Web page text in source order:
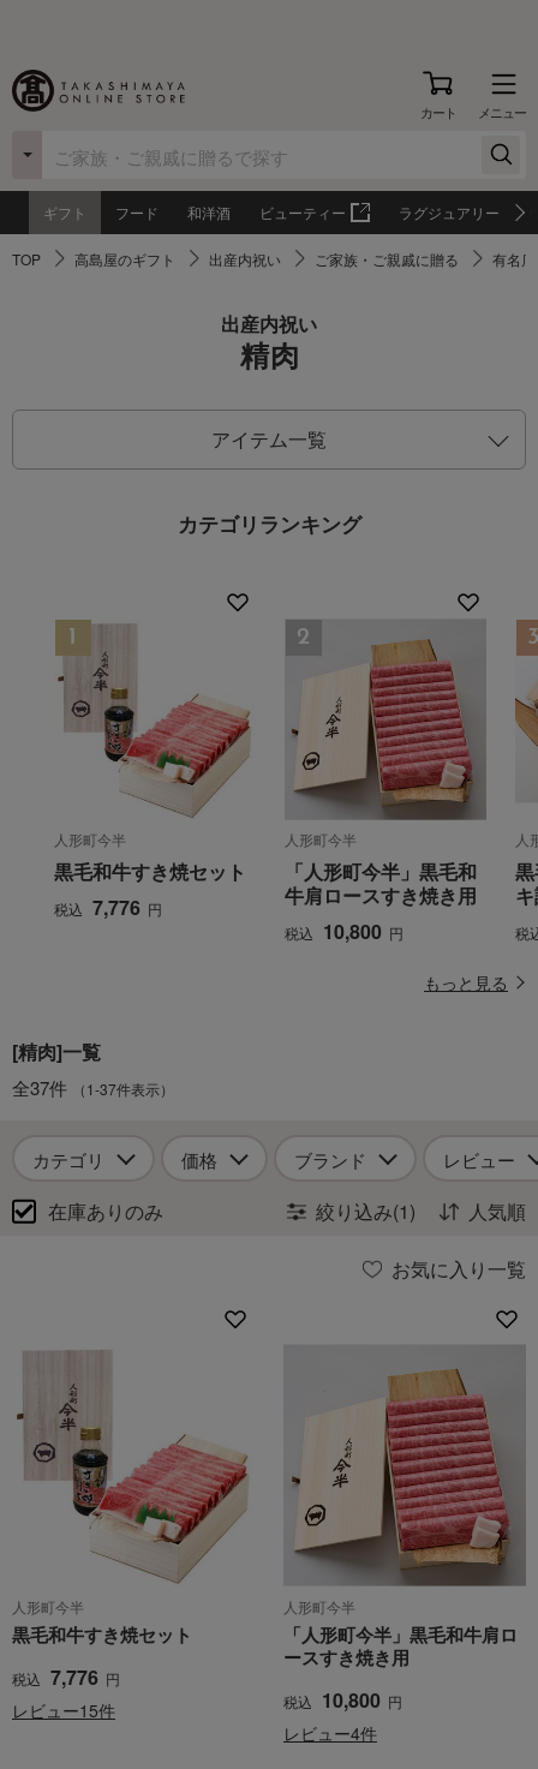
カート メニュー
ギフト フード 和洋酒 ビューティー ラグジュアリー
TOP 高島屋のギフト 出産内祝い ご家族・ご親戚に贈る 有名
出産内祝い
精肉
アイテム一覧
カテゴリランキング
人形町今半
黒毛和牛すき焼セット
税込 7,776 円
人形町今半
「人形町今半」黒毛和
牛肩ロースすき焼き用
税込 10,800 円
人
税
もっと見る
[精肉]一覧
全37件 （1-37件表示）
カテゴリ 価格 ブランド レビュー
在庫ありのみ 絞り込み(1) 人気順
お気に入り一覧
人形町今半
黒毛和牛すき焼セット
税込 7,776 円
レビュー15件
人形町今半
「人形町今半」黒毛和牛肩ロ
ースすき焼き用
税込 10,800 円
レビュー4件